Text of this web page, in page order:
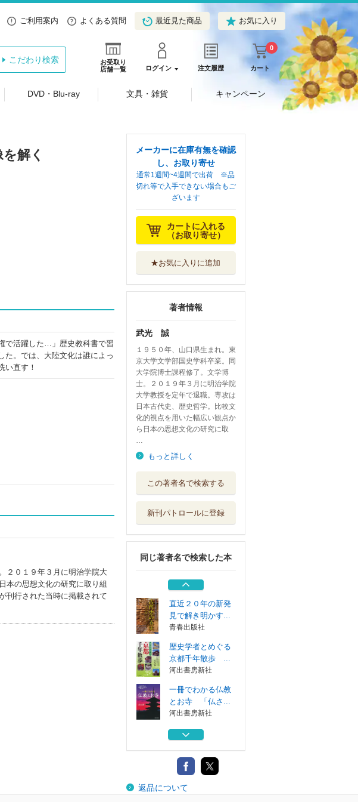
ご利用案内 よくある質問 最近見た商品 お気に入り
お受取り
店舗一覧
ログイン 注文履歴 カート
0
こだわり検索
DVD・Blu-ray 文具・雑貨 キャンペーン
解く
で活躍した…」歴史教科書で習
た。では、大陸文化は誰によっ
い直す！
２０１９年３月に明治学院大
本の思想文化の研究に取り組
刊行された当時に掲載されて
メーカーに在庫有無を確認
し、お取り寄せ
通常1週間~4週間で出荷 ※品
切れ等で入手できない場合もご
ざいます
カートに入れる
（お取り寄せ）
★お気に入りに追加
著者情報
武光 誠
１９５０年、山口県生まれ。東
京大学文学部国史学科卒業。同
大学院博士課程修了。文学博
士。２０１９年３月に明治学院
大学教授を定年で退職。専攻は
日本古代史、歴史哲学。比較文
化的視点を用いた幅広い観点か
ら日本の思想文化の研究に取
…
もっと詳しく
この著者名で検索する
新刊パトロールに登録
同じ著者名で検索した本
とお寺 「仏さ...
日本史を生き抜い
青春出版社
日本人なら知って
おきたい陰陽道
河出書房新社
直近２０年の新発
見で解き明かす...
青春出版社
歴史学者とめぐる
京都千年散歩 ...
河出書房新社
一冊でわかる仏教
とお寺 「仏さ...
河出書房新社
日本史を生き抜い
青春出版社
日本人なら知って
おきたい陰陽道
返品について